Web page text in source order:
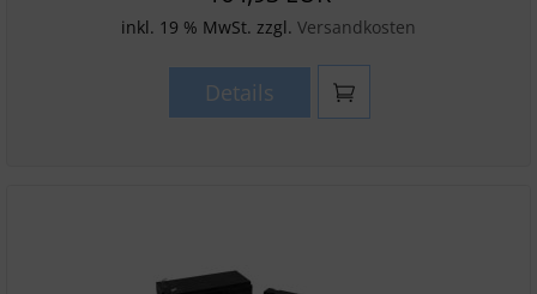
inkl. 19 % MwSt. zzgl. Versandkosten
Details